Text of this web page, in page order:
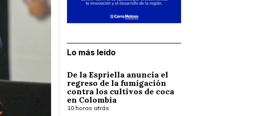
Lo más leído
De la Espriella anuncia el
regreso de la fumigación
contra los cultivos de coca
en Colombia
10 horas atrás